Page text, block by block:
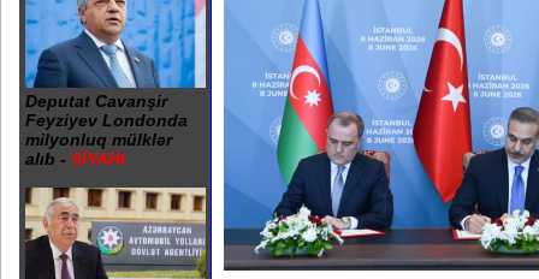
Deputat Cavanşir
Feyziyev Londonda
milyonluq mülklər
alıb - SİYAHI